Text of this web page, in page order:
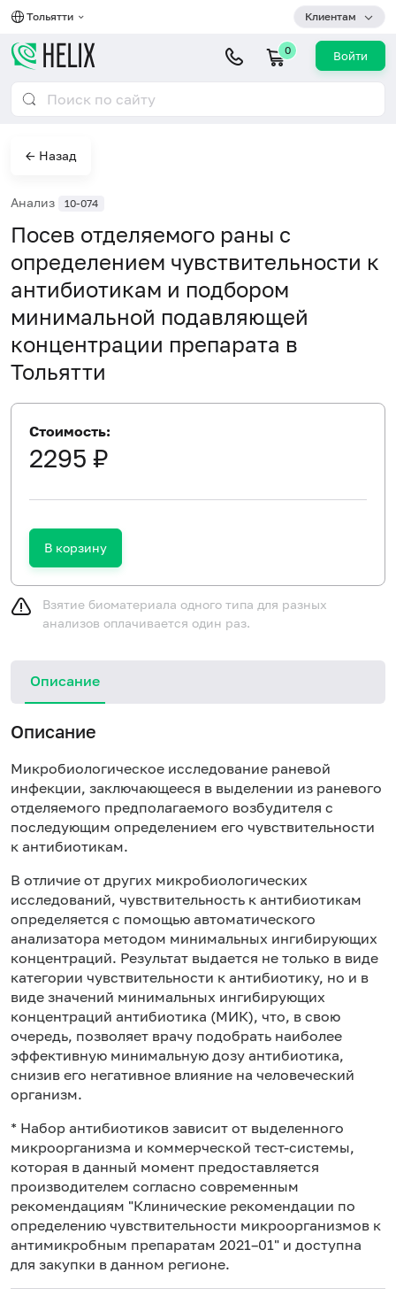
Тольятти Клиентам
0 Войти
← Назад
Анализ 10-074
Посев отделяемого раны с
определением чувствительности к
антибиотикам и подбором
минимальной подавляющей
концентрации препарата в
Тольятти
Стоимость:
2295 ₽
В корзину
Взятие биоматериала одного типа для разных
анализов оплачивается один раз.
Описание
Описание
Микробиологическое исследование раневой
инфекции, заключающееся в выделении из раневого
отделяемого предполагаемого возбудителя с
последующим определением его чувствительности
к антибиотикам.
В отличие от других микробиологических
исследований, чувствительность к антибиотикам
определяется с помощью автоматического
анализатора методом минимальных ингибирующих
концентраций. Результат выдается не только в виде
категории чувствительности к антибиотику, но и в
виде значений минимальных ингибирующих
концентраций антибиотика (МИК), что, в свою
очередь, позволяет врачу подобрать наиболее
эффективную минимальную дозу антибиотика,
снизив его негативное влияние на человеческий
организм.
* Набор антибиотиков зависит от выделенного
микроорганизма и коммерческой тест-системы,
которая в данный момент предоставляется
производителем согласно современным
рекомендациям "Клинические рекомендации по
определению чувствительности микроорганизмов к
антимикробным препаратам 2021–01" и доступна
для закупки в данном регионе.